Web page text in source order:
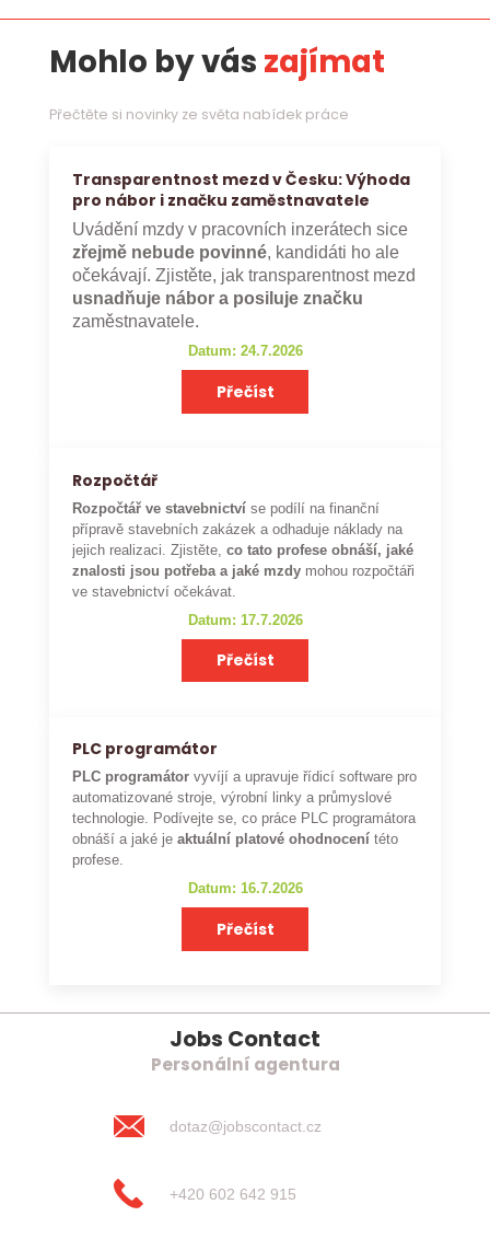
Mohlo by vás zajímat
Přečtěte si novinky ze světa nabídek práce
Transparentnost mezd v Česku: Výhoda
pro nábor i značku zaměstnavatele
Uvádění mzdy v pracovních inzerátech sice
zřejmě nebude povinné, kandidáti ho ale
očekávají. Zjistěte, jak transparentnost mezd
usnadňuje nábor a posiluje značku
zaměstnavatele.
Datum: 24.7.2026
Přečíst
Rozpočtář
Rozpočtář ve stavebnictví se podílí na finanční
přípravě stavebních zakázek a odhaduje náklady na
jejich realizaci. Zjistěte,co tato profese obnáší, jaké
znalosti jsou potřeba a jaké mzdy mohou rozpočtáři
ve stavebnictví očekávat.
Datum: 17.7.2026
Přečíst
PLC programátor
PLC programátor vyvíjí a upravuje řídicí software pro
automatizované stroje, výrobní linky a průmyslové
technologie. Podívejte se, co práce PLC programátora
obnáší a jaké je aktuální platové ohodnocení této
profese.
Datum: 16.7.2026
Přečíst
Jobs Contact
Personální agentura
dotaz@jobscontact.cz
+420 602 642 915